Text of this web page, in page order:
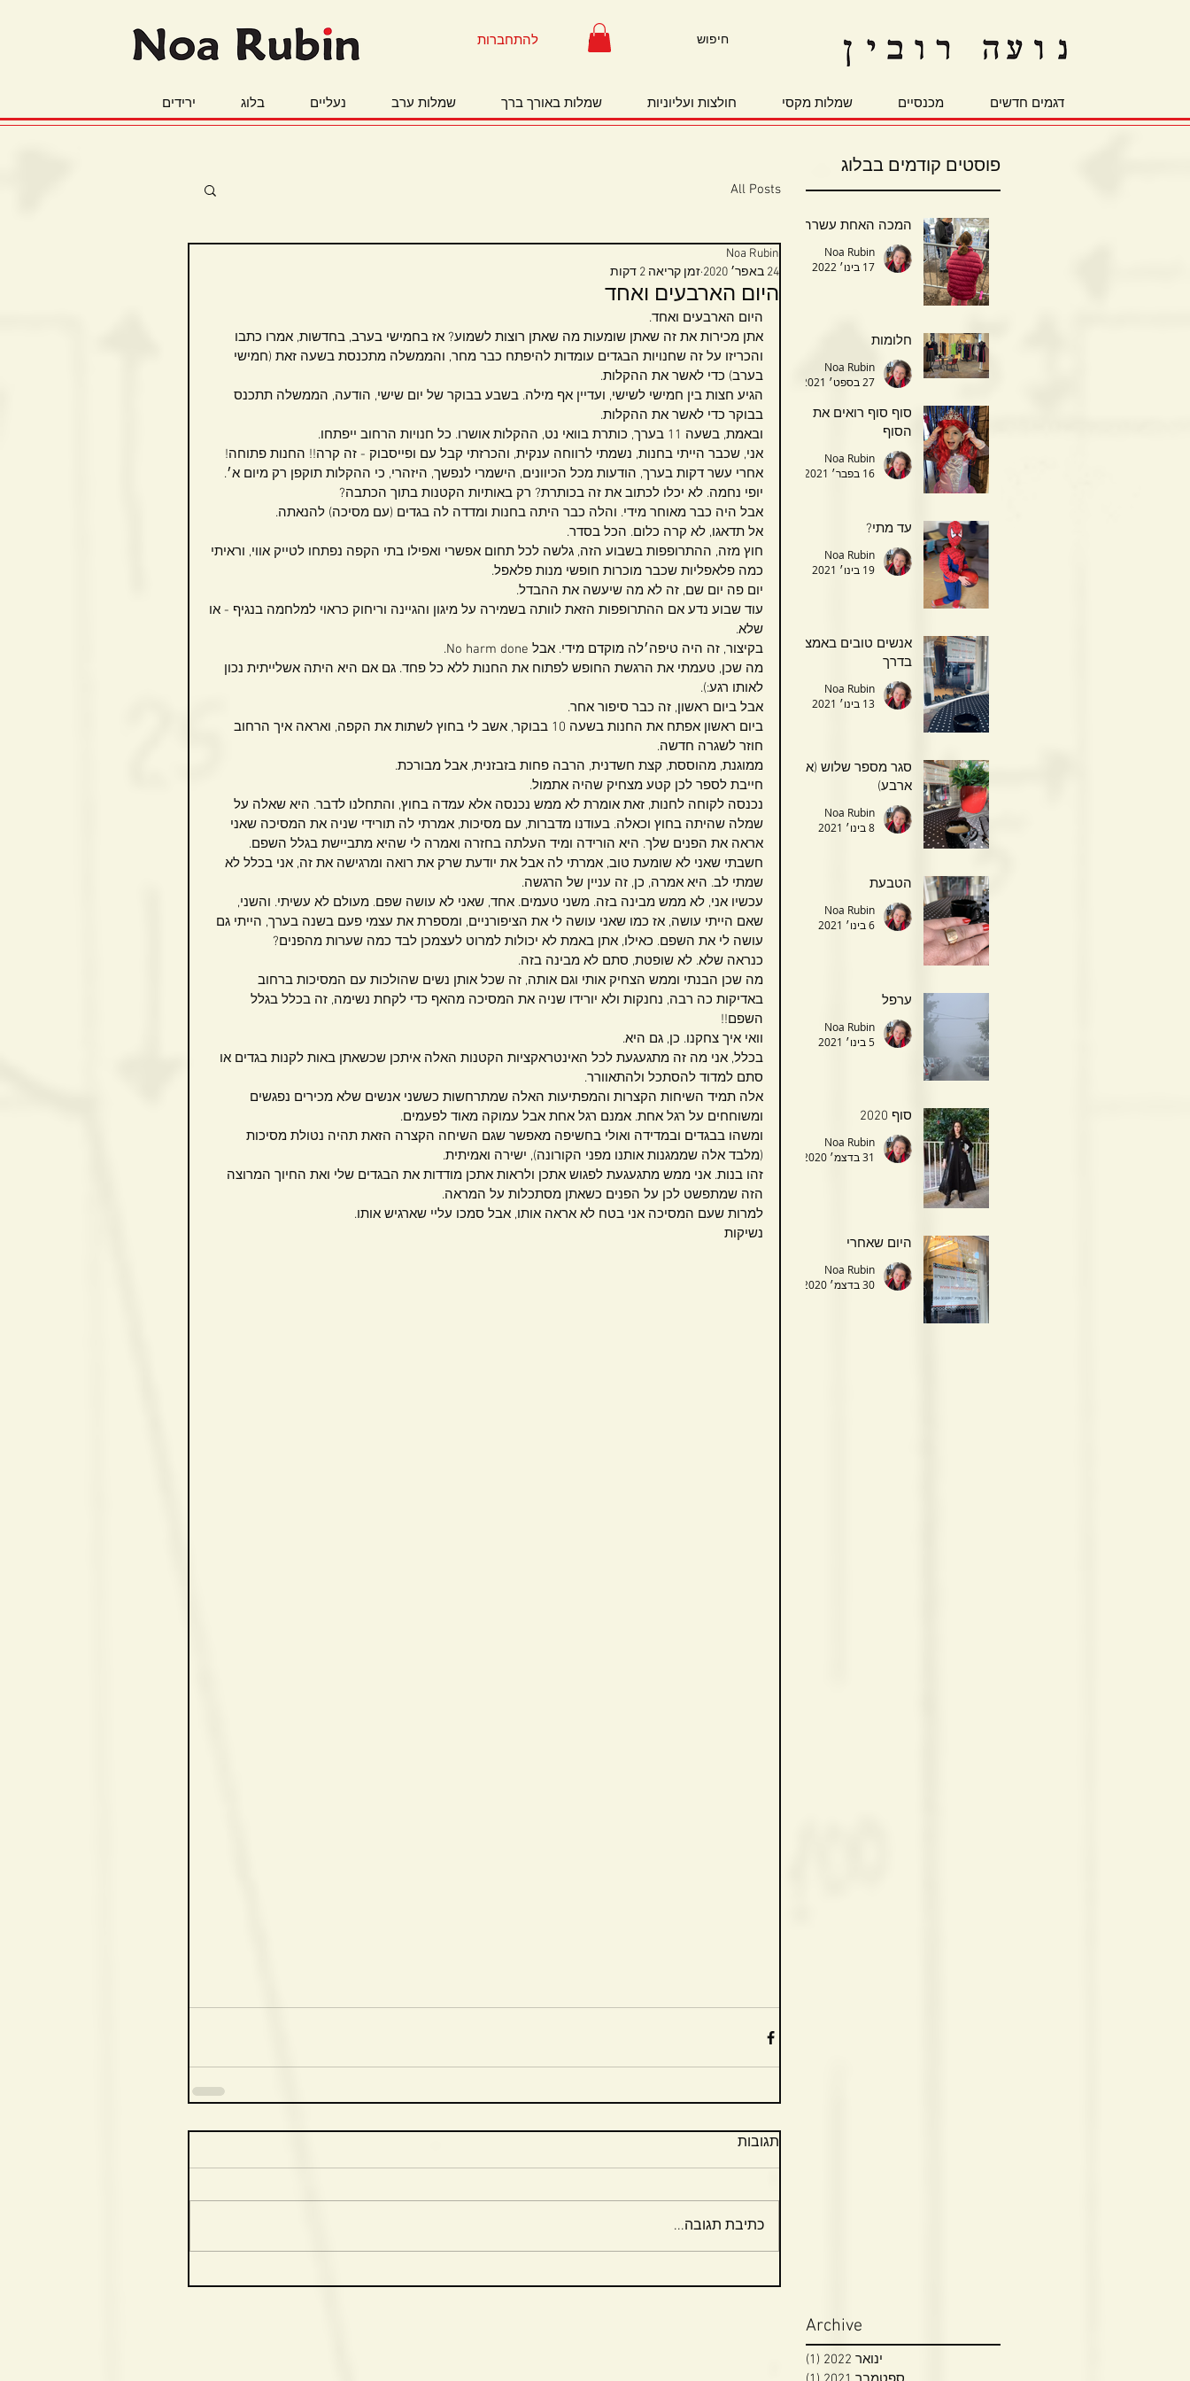
להתחברות
דגמים חדשים מכנסיים שמלות מקסי חולצות ועליוניות שמלות באורך ברך שמלות ערב נעליים בלוג ירידים
All Posts
היום הארבעים ואחד
Noa Rubin
24 באפר׳ 2020
זמן קריאה 2 דקות
היום הארבעים ואחד.
אתן מכירות את זה שאתן שומעות מה שאתן רוצות לשמוע? אז בחמישי בערב, בחדשות, אמרו כתבו
והכריזו על זה שחנויות הבגדים עומדות להיפתח כבר מחר, והממשלה מתכנסת בשעה זאת (חמישי
בערב) כדי לאשר את ההקלות.
הגיע חצות בין חמישי לשישי, ועדיין אף מילה. בשבע בבוקר של יום שישי, הודעה, הממשלה תתכנס
בבוקר כדי לאשר את ההקלות.
ובאמת, בשעה 11 בערך, כותרת בוואי נט, ההקלות אושרו. כל חנויות הרחוב ייפתחו.
אני, שכבר הייתי בחנות, נשמתי לרווחה ענקית, והכרזתי קבל עם ופייסבוק - זה קרה!! החנות פתוחה!
אחרי עשר דקות בערך, הודעות מכל הכיוונים, הישמרי לנפשך, היזהרי, כי ההקלות תוקפן רק מיום א׳.
יופי נחמה. לא יכלו לכתוב את זה בכותרת? רק באותיות הקטנות בתוך הכתבה?
אבל היה כבר מאוחר מידי. והלה כבר היתה בחנות ומדדה לה בגדים (עם מסיכה) להנאתה.
אל תדאגו, לא קרה כלום. הכל בסדר.
חוץ מזה, ההתרופפות בשבוע הזה, גלשה לכל תחום אפשרי ואפילו בתי הקפה נפתחו לטייק אווי, וראיתי
כמה פלאפליות שכבר מוכרות חופשי מנות פלאפל.
יום פה יום שם, זה לא מה שיעשה את ההבדל.
עוד שבוע נדע אם ההתרופפות הזאת לוותה בשמירה על מיגון והגיינה וריחוק כראוי למלחמה בנגיף - או
שלא.
בקיצור, זה היה טיפה׳לה מוקדם מידי. אבל No harm done.
מה שכן, טעמתי את הרגשת החופש לפתוח את החנות ללא כל פחד. גם אם היא היתה אשלייתית נכון
לאותו רגע:).
אבל ביום ראשון, זה כבר סיפור אחר.
ביום ראשון אפתח את החנות בשעה 10 בבוקר, אשב לי בחוץ לשתות את הקפה, ואראה איך הרחוב
חוזר לשגרה חדשה.
ממוגנת, מהוססת, קצת חשדנית, הרבה פחות בזבזנית, אבל מבורכת.
חייבת לספר לכן קטע מצחיק שהיה אתמול.
נכנסה לקוחה לחנות, זאת אומרת לא ממש נכנסה אלא עמדה בחוץ, והתחלנו לדבר. היא שאלה על
שמלה שהיתה בחוץ וכאלה. בעודנו מדברות, עם מסיכות, אמרתי לה תורידי שניה את המסיכה שאני
אראה את הפנים שלך. היא הורידה ומיד העלתה בחזרה ואמרה לי שהיא מתביישת בגלל השפם.
חשבתי שאני לא שומעת טוב, אמרתי לה אבל את יודעת שרק את רואה ומרגישה את זה, אני בכלל לא
שמתי לב. היא אמרה, כן, זה עניין של הרגשה.
עכשיו אני, לא ממש מבינה בזה. משני טעמים. אחד, שאני לא עושה שפם. מעולם לא עשיתי. והשני,
שאם הייתי עושה, אז כמו שאני עושה לי את הציפורניים, ומספרת את עצמי פעם בשנה בערך, הייתי גם
עושה לי את השפם. כאילו, אתן באמת לא יכולות למרוט לעצמכן לבד כמה שערות מהפנים?
כנראה שלא. לא שופטת, סתם לא מבינה בזה.
מה שכן הבנתי וממש הצחיק אותי וגם אותה, זה שכל אותן נשים שהולכות עם המסיכות ברחוב
באדיקות כה רבה, נחנקות ולא יורידו שניה את המסיכה מהאף כדי לקחת נשימה, זה בכלל בגלל
השפם!!
וואי איך צחקנו. כן, גם היא.
בכלל, אני מה זה מתגעגעת לכל האינטראקציות הקטנות האלה איתכן שכשאתן באות לקנות בגדים או
סתם למדוד להסתכל ולהתאוורר.
אלה תמיד השיחות הקצרות והמפתיעות האלה שמתרחשות כששני אנשים שלא מכירים נפגשים
ומשוחחים על רגל אחת. אמנם רגל אחת אבל עמוקה מאוד לפעמים.
ומשהו בבגדים ובמדידה ואולי בחשיפה מאפשר שגם השיחה הקצרה הזאת תהיה נטולת מסיכות
(מלבד אלה שממגנות אותנו מפני הקורונה), ישירה ואמיתית.
זהו בנות. אני ממש מתגעגעת לפגוש אתכן ולראות אתכן מודדות את הבגדים שלי ואת החיוך המרוצה
הזה שמתפשט לכן על הפנים כשאתן מסתכלות על המראה.
למרות שעם המסיכה אני בטח לא אראה אותו, אבל סמכו עליי שארגיש אותו.
נשיקות
תגובות
כתיבת תגובה...
פוסטים קודמים בבלוג
המכה האחת עשרה
Noa Rubin
17 בינו׳ 2022
חלומות
Noa Rubin
27 בספט׳ 2021
סוף סוף רואים את
הסוף
Noa Rubin
16 בפבר׳ 2021
עד מתי?
Noa Rubin
19 בינו׳ 2021
אנשים טובים באמצע
בדרך
Noa Rubin
13 בינו׳ 2021
סגר מספר שלוש (או
ארבע)
Noa Rubin
8 בינו׳ 2021
הטבעת
Noa Rubin
6 בינו׳ 2021
ערפל
Noa Rubin
5 בינו׳ 2021
סוף 2020
Noa Rubin
31 בדצמ׳ 2020
היום שאחרי
Noa Rubin
30 בדצמ׳ 2020
Archive
ינואר 2022 (1)